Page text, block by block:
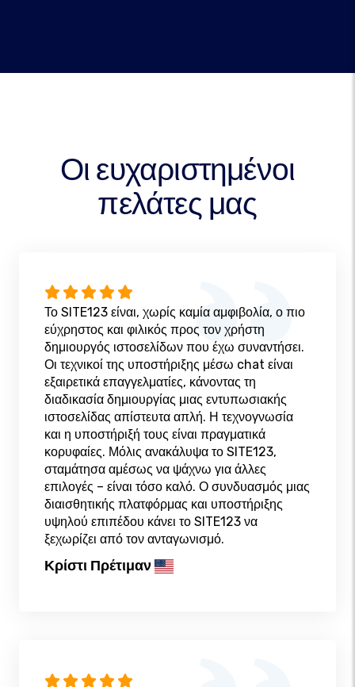
Οι ευχαριστημένοι
πελάτες μας
Το SITE123 είναι, χωρίς καμία αμφιβολία, ο πιο
εύχρηστος και φιλικός προς τον χρήστη
δημιουργός ιστοσελίδων που έχω συναντήσει.
Οι τεχνικοί της υποστήριξης μέσω chat είναι
εξαιρετικά επαγγελματίες, κάνοντας τη
διαδικασία δημιουργίας μιας εντυπωσιακής
ιστοσελίδας απίστευτα απλή. Η τεχνογνωσία
και η υποστήριξή τους είναι πραγματικά
κορυφαίες. Μόλις ανακάλυψα το SITE123,
σταμάτησα αμέσως να ψάχνω για άλλες
επιλογές – είναι τόσο καλό. Ο συνδυασμός μιας
διαισθητικής πλατφόρμας και υποστήριξης
υψηλού επιπέδου κάνει το SITE123 να
ξεχωρίζει από τον ανταγωνισμό.
Κρίστι Πρέτιμαν